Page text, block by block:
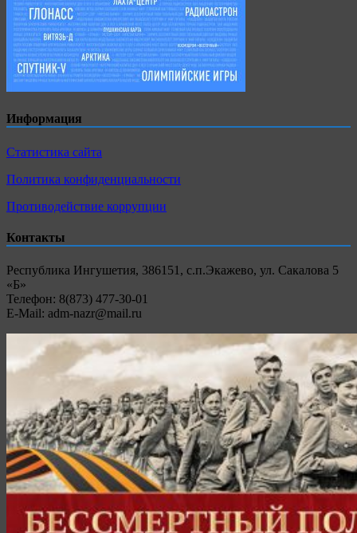
Информация
Статистика сайта
Политика конфиденциальности
Противодействие коррупции
Контакты
Республика Ингушетия, 386151, с.п.Экажево, ул. Сакалова 5
«Б»
Телефон: 8(873) 477-30-01
E-Mail: adm-nazr@mail.ru